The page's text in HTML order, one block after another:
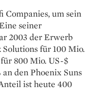
Companies, um sein
seiner
2003 der Erwerb
für 100 Mio.
800 Mio. US-$
den Phoenix Suns
ist heute 400